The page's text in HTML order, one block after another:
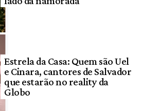
Estrela da Casa: Quem são Uel
e Cinara, cantores de Salvador
que estarão no reality da
Globo